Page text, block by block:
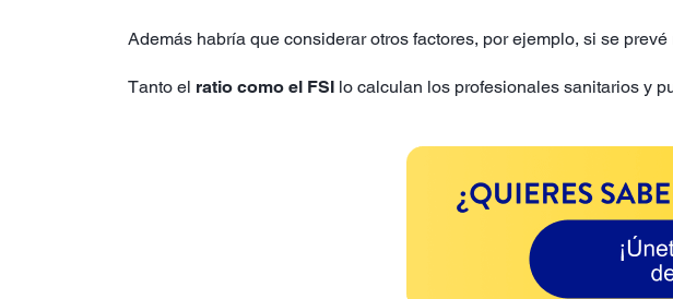
Además habría que considerar otros factores, por ejemplo, si se
Tanto el ratio como el FSI lo calculan los profesionales sanitarios y